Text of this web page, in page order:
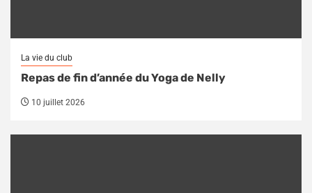
La vie du club
Repas de fin d’année du Yoga de Nelly
10 juillet 2026